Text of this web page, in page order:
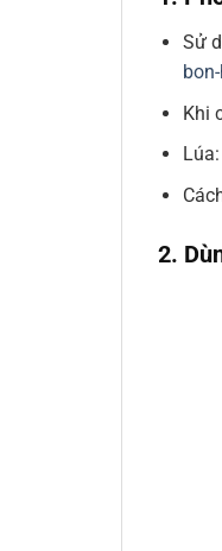
Sử
Khi
2.